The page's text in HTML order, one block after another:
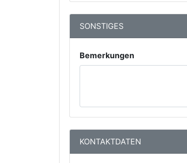
SONSTIGES
Bemerkungen
KONTAKTDATEN